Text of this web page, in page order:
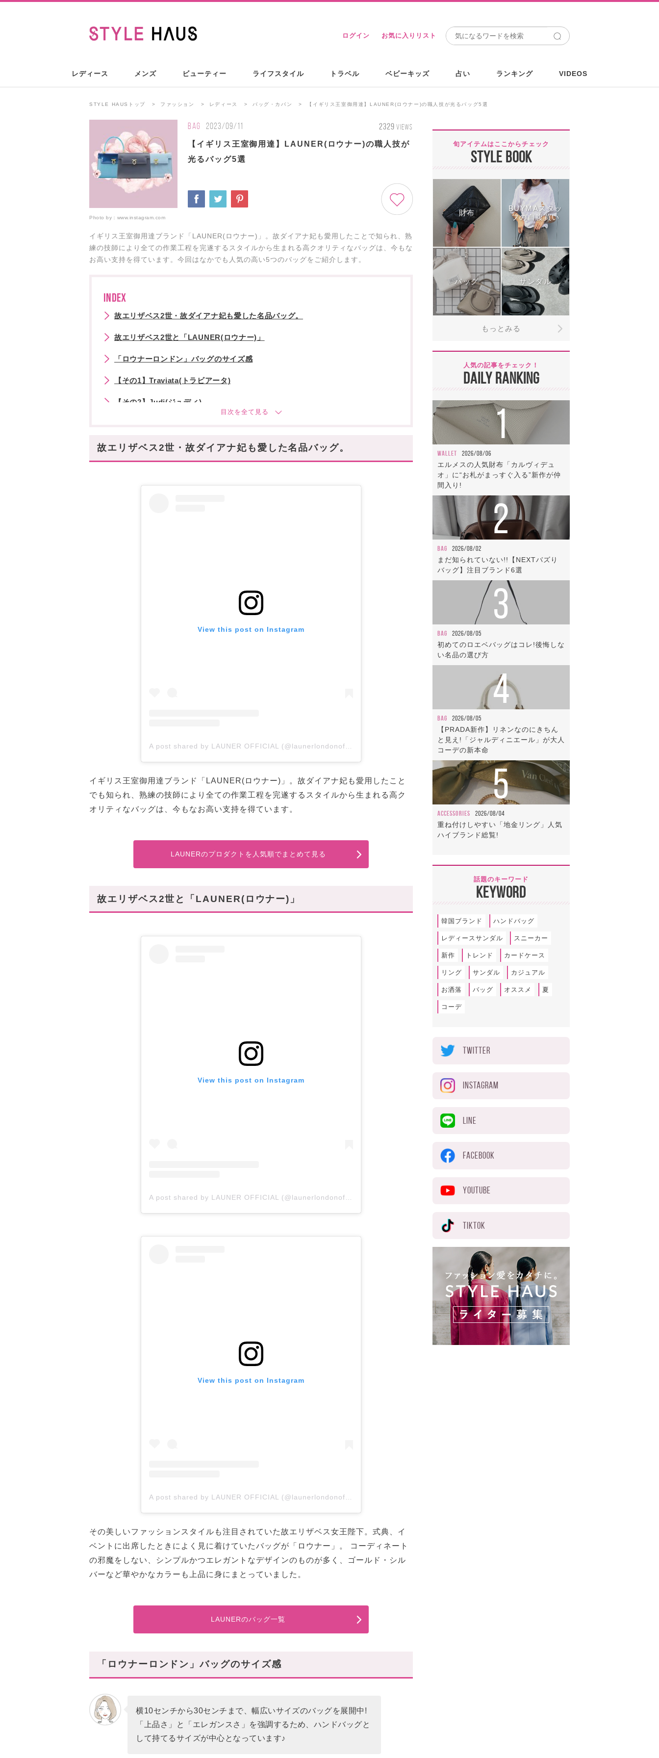
ログイン お気に入りリスト
レディース メンズ ビューティー ライフスタイル トラベル ベビーキッズ 占い ランキング VIDEOS
STYLE HAUSトップ ファッション レディース バッグ・カバン 【イギリス王室御用達】LAUNER(ロウナー)の職人技が光るバッグ5選
BAG 2023/09/11 2329 VIEWS
【イギリス王室御用達】LAUNER(ロウナー)の職人技が
光るバッグ5選
Photo by： www.instagram.com
イギリス王室御用達ブランド「LAUNER(ロウナー)」。故ダイアナ妃も愛用したことで知られ、熟
練の技師により全ての作業工程を完遂するスタイルから生まれる高クオリティなバッグは、今もな
お高い支持を得ています。今回はなかでも人気の高い5つのバッグをご紹介します。
INDEX
故エリザベス2世・故ダイアナ妃も愛した名品バッグ。
故エリザベス2世と「LAUNER(ロウナー)」
「ロウナーロンドン」バッグのサイズ感
【その1】Traviata(トラビアータ)
【その2】Judi(ジュディ)
【その4】Iris(アイリス)
華やかさをプラスしてファッションを格上げしよう。
故エリザベス2世・故ダイアナ妃も愛した名品バッグ。
View this post on Instagram
イギリス王室御用達ブランド「LAUNER(ロウナー)」。故ダイアナ妃も愛用したこと
でも知られ、熟練の技師により全ての作業工程を完遂するスタイルから生まれる高ク
オリティなバッグは、今もなお高い支持を得ています。
LAUNERのプロダクトを人気順でまとめて見る
故エリザベス2世と「LAUNER(ロウナー)」
View this post on Instagram
View this post on Instagram
A post shared by LAUNER OFFICIAL (@launerlondonofficial)
その美しいファッションスタイルも注目されていた故エリザベス女王陛下。式典、イ
ベントに出席したときによく見に着けていたバッグが「ロウナー」。 コーディネート
の邪魔をしない、シンプルかつエレガントなデザインのものが多く、ゴールド・シル
バーなど華やかなカラーも上品に身にまとっていました。
LAUNERのバッグ一覧
「ロウナーロンドン」バッグのサイズ感
横10センチから30センチまで、幅広いサイズのバッグを展開中!
「上品さ」と「エレガンスさ」を強調するため、ハンドバッグと
して持てるサイズが中心となっています♪
旬アイテムはここからチェック
STYLE BOOK
財布
BUYMAスタッ
フの自腹買い
バッグ サンダル
もっとみる
人気の記事をチェック！
DAILY RANKING
1
WALLET 2026/08/06
エルメスの人気財布「カルヴィデュ
オ」に“お札がまっすぐ入る”新作が仲
間入り!
2
BAG 2026/08/02
まだ知られていない!!【NEXTバズり
バッグ】注目ブランド6選
3
BAG 2026/08/05
初めてのロエベバッグはコレ!後悔しな
い名品の選び方
4
BAG 2026/08/05
【PRADA新作】リネンなのにきちん
と見え!「ジャルディニエール」が大人
コーデの新本命
5
ACCESSORIES 2026/08/04
重ね付けしやすい「地金リング」人気
ハイブランド総覧!
話題のキーワード
KEYWORD
韓国ブランド ハンドバッグ
レディースサンダル スニーカー
新作 トレンド カードケース
リング サンダル カジュアル
お洒落 バッグ オススメ 夏
コーデ
TWITTER
INSTAGRAM
LINE
FACEBOOK
YOUTUBE
TIKTOK